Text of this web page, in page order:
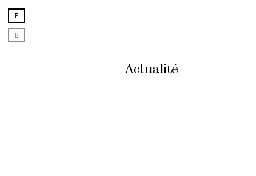
Actualité
F
E